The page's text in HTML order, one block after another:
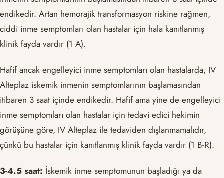
endikedir. Artan hemorajik transformasyon riskine rağmen,
ciddi inme semptomları olan hastalar için hala kanıtlanmış
klinik fayda vardır (1 A).
Hafif ancak engelleyici inme semptomları olan hastalarda, IV
Alteplaz iskemik inmenin semptomlarının başlamasından
itibaren 3 saat içinde endikedir. Hafif ama yine de engelleyici
inme semptomları olan hastalar için tedavi edici hekimin
görüşüne göre, IV Alteplaz ile tedaviden dışlanmamalıdır,
çünkü bu hastalar için kanıtlanmış klinik fayda vardır (1 B-R).
3-4.5 saat: İskemik inme semptomunun başladığı ya da